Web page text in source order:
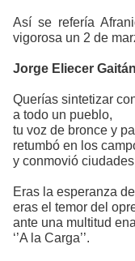
Así se refería
vigorosa un 2 de
Jorge Eliecer Gaitán
Querías sintetizar
a todo un pueblo,
tu voz de bronce y
retumbó en los
y conmovió
Eras la esperanza
eras el temor del
ante una multitud
‘’A la Carga’’.